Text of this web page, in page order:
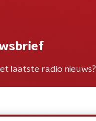
laatste radio nieuws?